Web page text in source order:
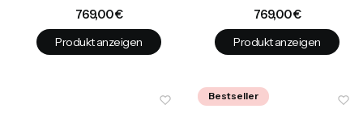
Preis
769,00 €
Produkt anzeigen
Preis
769,00 €
Produkt anzeigen
Bestseller